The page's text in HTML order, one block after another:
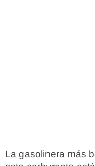
La gasolinera más